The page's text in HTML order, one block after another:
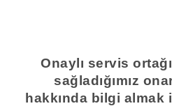
Onaylı servis
sağladığımız
hakkında bilgi almak